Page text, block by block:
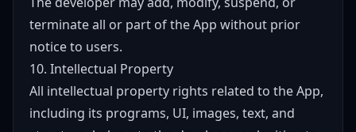
terminate all or part of the App without prior
notice to users.
10. Intellectual Property
All intellectual property rights related to the App,
including its programs, UI, images, text, and